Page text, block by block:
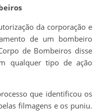
da corporação e
de um bombeiro
de Bombeiros disse
qualquer tipo de ação
que identificou os
filmagens e os puniu.